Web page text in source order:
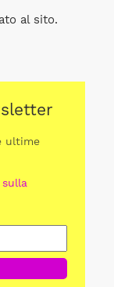
al sito.
ultime